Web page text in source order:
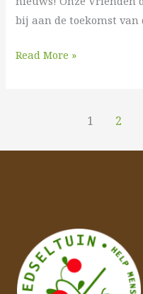
bij aan de toekomst
Read More »
1 2